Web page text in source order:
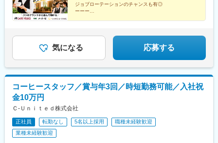
日市駅、五条駅(京都市営)、烏丸御池駅、近鉄日本橋駅、江坂駅、
大阪梅田駅(阪急線)、天王寺駅、尼崎センタープール前駅、伊丹駅
県)、三原駅、八丁堀駅(広島県)、櫛ケ浜駅、長府駅、元山駅(香川
県)、潟元駅、福音寺駅、古泉駅、天神駅、都府楼南駅、本城駅、
鳥栖駅、唐津駅、幸駅、左石駅、辛島町駅、西熊本駅、牧駅(大分
県)、志布志駅、国分駅(鹿児島県)、谷山駅(指宿枕崎線)、東銀座
駅、大通駅、駅東公園前駅、三ノ輪橋駅、下赤塚駅、日本橋駅(東
京都)、大鳥居駅、新三河島駅、五香駅、中田駅(神奈川県)、奥田
中学校前駅、新庄田中駅、松本駅、加納駅(岐阜県)、庄内緑地公園
駅、桑町駅、茶山・京都芸術大学駅、長堀橋駅、長田駅(神戸市
営)、春日川駅、栗林公園駅、新木駅(高知県)、清水町駅、香春口
三萩野駅、崇福寺駅、いづろ通駅、鴨池駅、札幌駅、広瀬通駅、
本川越駅、北大宮駅、船橋駅、本八幡駅(都営線)、西武新宿駅、明
治神宮前駅、大森海岸駅、京成上野駅、伊勢佐木長者町駅、京急
都)、紙屋町東駅、北与野駅、北浦和駅、川口駅、上尾駅、国府台
駅、横浜駅、みなとみらい駅、奥武山公園駅、赤嶺駅、京都駅、
伏見桃山駅、烏丸駅、本通駅、八丁堀駅(広島県)、日本大通り駅、
戸駅、新津田沼駅、京成船橋駅、葭川公園駅、八柱駅、柏駅、市
川駅、谷町四丁目駅、淀屋橋駅、本町駅、堺筋本町駅、なんば駅
(地下鉄)、なんば駅(南海線)、大阪ビジネスパーク駅、南方駅(大阪
駅、神楽坂駅、新宿駅、新宿御苑前駅、新宿三丁目駅、四谷三丁
目駅、麹町駅、三越前駅、半蔵門駅、新橋駅、新中野駅、中野駅
(東京都)、面影橋駅、新日本橋駅、神田駅(東京都)、淡路町駅、南
駅、立川南駅、新宿西口駅、新宿駅(東京メトロ)、宝町駅(東京
都)、東京ビッグサイト駅、銀座一丁目駅、小川町駅(東京都)、西
ジョブローテーションのチャンスも有◎
ーーー
◆育休復帰率100%・時短勤務制度
気になる 応募する
コーヒースタッフ／賞与年3回／時短勤務可能／入社祝
金10万円
Ｃ‐Ｕｎｉｔｅｄ株式会社
正社員 転勤なし 5名以上採用
職種未経験歓迎
業種未経験歓迎